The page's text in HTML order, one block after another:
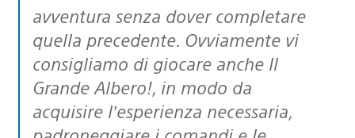
avventura senza dover completare
quella precedente. Ovviamente vi
consigliamo di giocare anche Il
Grande Albero!, in modo da
acquisire l’esperienza necessaria,